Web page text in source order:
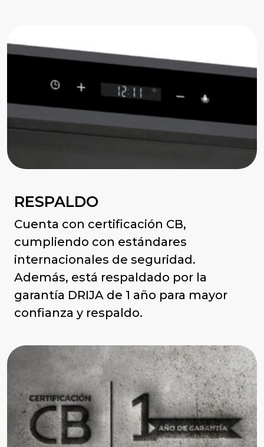
RESPALDO
Cuenta con certificación CB,
cumpliendo con estándares
internacionales de seguridad.
Además, está respaldado por la
garantía DRIJA de 1 año para mayor
confianza y respaldo.